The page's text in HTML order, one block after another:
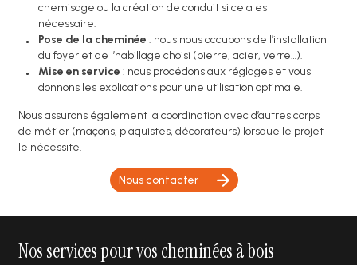
chemisage ou la création de conduit si cela est
nécessaire.
Pose de la cheminée : nous nous occupons de l’installation
du foyer et de l’habillage choisi (pierre, acier, verre…).
Mise en service : nous procédons aux réglages et vous
donnons les explications pour une utilisation optimale.
Nous assurons également la coordination avec d’autres corps
de métier (maçons, plaquistes, décorateurs) lorsque le projet
le nécessite.
Nous contacter
Nos services pour vos cheminées à bois